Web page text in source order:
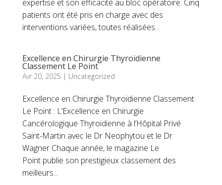
expertise et son efficacité au bloc opératoire. Cinq
patients ont été pris en charge avec des
interventions variées, toutes réalisées...
Excellence en Chirurgie Thyroïdienne
Classement Le Point
Avr 20, 2025 | Uncategorized
Excellence en Chirurgie Thyroïdienne Classement
Le Point : L’Excellence en Chirurgie
Cancérologique Thyroïdienne à l’Hôpital Privé
Saint-Martin avec le Dr Neophytou et le Dr
Wagner Chaque année, le magazine Le
Point publie son prestigieux classement des
meilleurs...